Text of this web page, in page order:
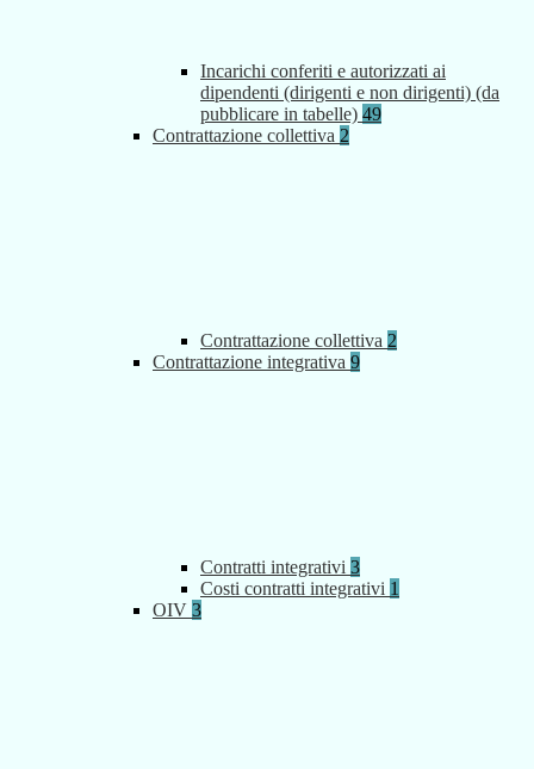
Incarichi conferiti e autorizzati ai
dipendenti (dirigenti e non dirigenti) (da
pubblicare in tabelle) 49
Contrattazione collettiva 2
Contrattazione collettiva 2
Contrattazione integrativa 9
Contratti integrativi 3
Costi contratti integrativi 1
OIV 3